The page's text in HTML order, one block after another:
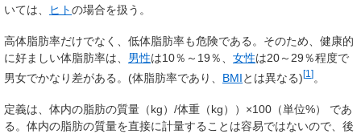
いては、
ヒトの場合を扱う。
高体脂肪率だけでなく、低体脂肪率も危険である。そのため、健康的
に好ましい体脂肪率は、 男性は10％～19％、 女性は20～29％程度で
男女でかなり差がある。(体脂肪率であり、 BMIとは異なる)[1 ] 。
定義は、体内の脂肪の質量（kg）/体重（kg））×100（単位%） であ
る。体内の脂肪の質量を直接に計量することは容易ではないので、後